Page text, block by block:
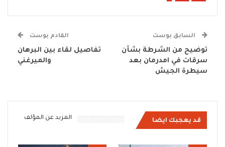
السابق بوست
توضيح من الشرطة بشأن
سرقات في امدرمان بعد
سيطرة الجيش
القادم بوست
تفاصيل لقاء بين البرهان
والميرغني
قد يعجبك ايضا المزيد عن المؤلف